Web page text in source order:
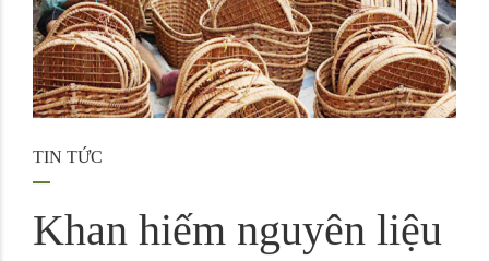
TIN TỨC
Khan hiếm nguyên liệu